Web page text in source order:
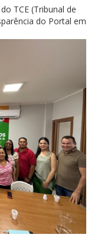
TCE (Tribunal de
do Portal em